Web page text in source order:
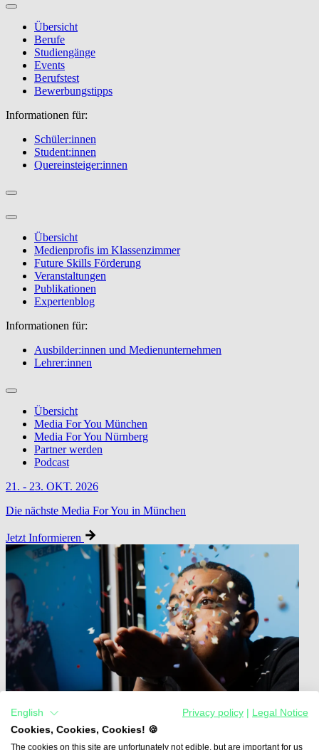
Übersicht
Berufe
Studiengänge
Events
Berufstest
Bewerbungstipps
Informationen für:
Schüler:innen
Student:innen
Quereinsteiger:innen
Übersicht
Medienprofis im Klassenzimmer
Future Skills Förderung
Veranstaltungen
Publikationen
Expertenblog
Informationen für:
Ausbilder:innen und Medienunternehmen
Lehrer:innen
Übersicht
Media For You München
Media For You Nürnberg
Partner werden
Podcast
21. - 23. OKT. 2026
Die nächste Media For You in München
Jetzt Informieren
English Privacy policy
Legal Notice
Cookies, Cookies, Cookies! 🍪
The cookies on this site are unfortunately not edible, but are important for us